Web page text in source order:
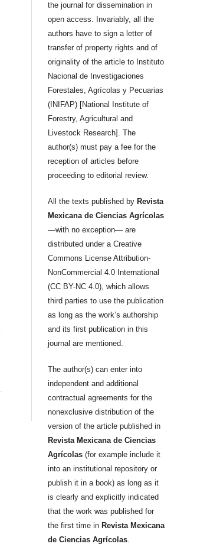
the journal for dissemination in
open access. Invariably, all the
authors have to sign a letter of
transfer of property rights and of
originality of the article to Instituto
Nacional de Investigaciones
Forestales, Agrícolas y Pecuarias
(INIFAP) [National Institute of
Forestry, Agricultural and
Livestock Research]. The
author(s) must pay a fee for the
reception of articles before
proceeding to editorial review.
All the texts published by Revista
Mexicana de Ciencias Agrícolas
—with no exception— are
distributed under a Creative
Commons License Attribution-
NonCommercial 4.0 International
(CC BY-NC 4.0), which allows
third parties to use the publication
as long as the work’s authorship
and its first publication in this
journal are mentioned.
The author(s) can enter into
independent and additional
contractual agreements for the
nonexclusive distribution of the
version of the article published in
Revista Mexicana de Ciencias
Agrícolas (for example include it
into an institutional repository or
publish it in a book) as long as it
is clearly and explicitly indicated
that the work was published for
the first time in Revista Mexicana
de Ciencias Agrícolas.